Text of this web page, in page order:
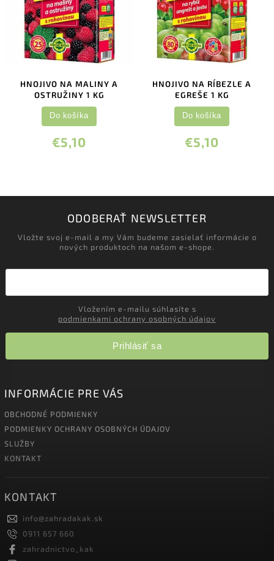
HNOJIVO NA MALINY A
OSTRUŽINY 1 KG
€5,10
Do košíka
HNOJIVO NA RÍBEZLE A
EGREŠE 1 KG
€5,10
Do košíka
ODOBERAŤ NEWSLETTER
Vložte svoj e-mail a my Vám budeme zasielať informácie o
nových produktoch na našom e-shope.
podmienkami ochrany osobných údajov
Prihlásiť sa
INFORMÁCIE PRE VÁS
OBCHODNÉ PODMIENKY
PODMIENKY OCHRANY OSOBNÝCH ÚDAJOV
SLUŽBY
KONTAKT
KONTAKT
info@zahradakak.sk
0911 657 660
zahradnictvo_kak